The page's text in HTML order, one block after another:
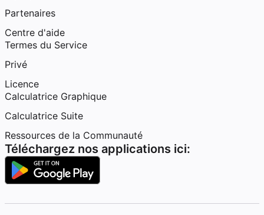
Partenaires
Centre d'aide
Termes du Service
Privé
Licence
Calculatrice Graphique
Calculatrice Suite
Ressources de la Communauté
Téléchargez nos applications ici: